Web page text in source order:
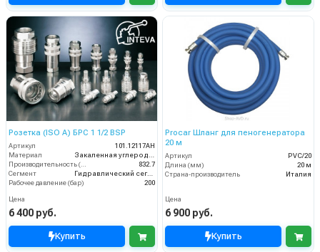
Розетка (ISO A) БРС 1 1/2 BSP
Артикул
101.12117AH
Материал
Закаленная углеродистая сталь с цинковым покрытием
Производительность (л/мин)
832.7
Сегмент
Гидравлический сегмент
Рабочее давление (бар)
200
Цена
6 400 руб.
Купить
Procar Шланг для пеногенератора
20 м
Артикул
PVC/20
Длина (мм)
20 м
Страна-производитель
Италия
Цена
6 900 руб.
Купить